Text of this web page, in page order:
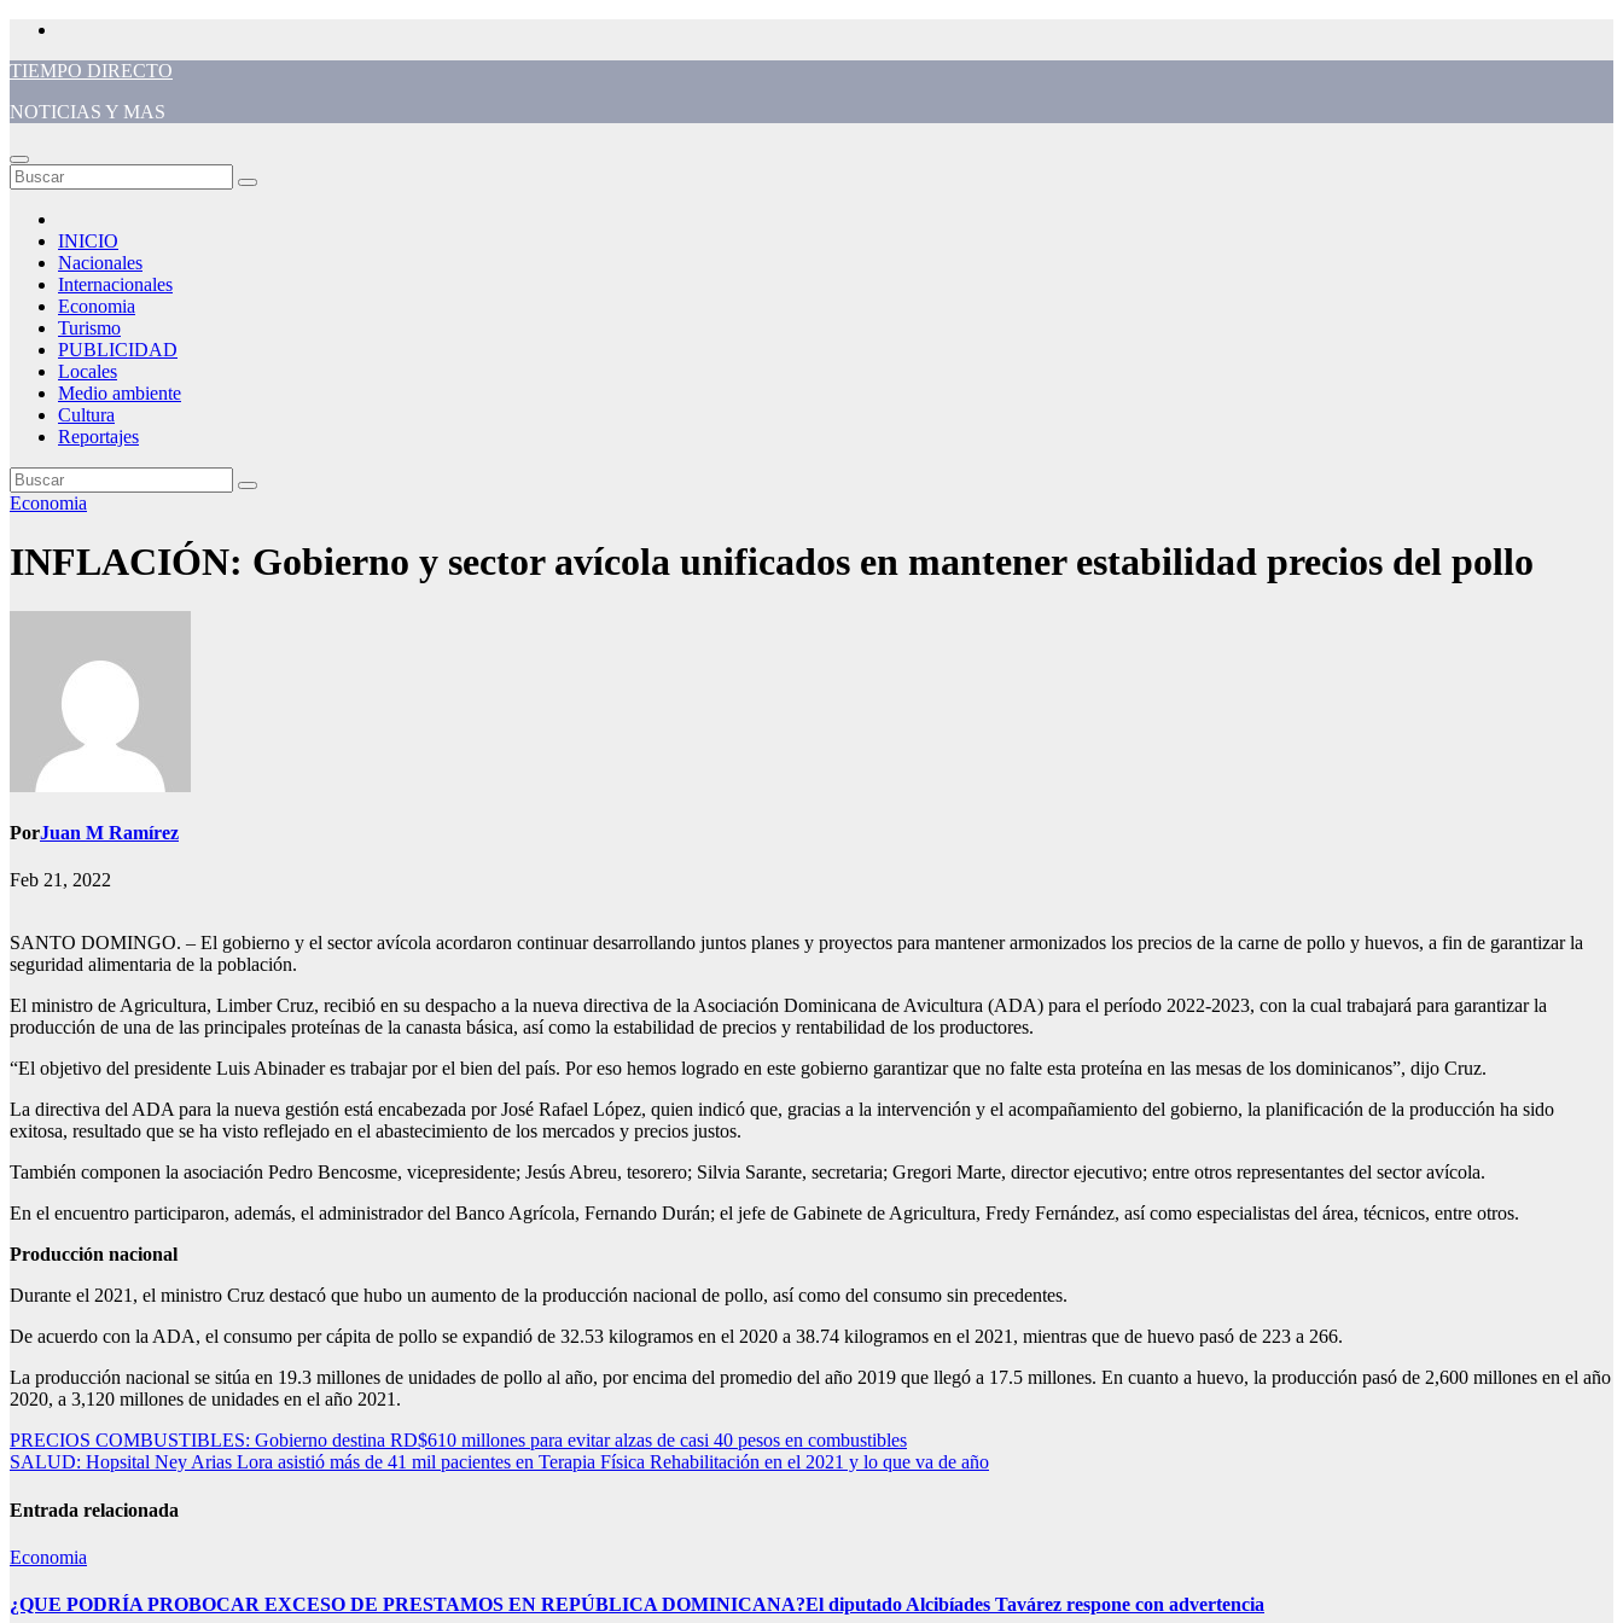
Saltar
contenido
TIEMPO DIRECTO
NOTICIAS Y MAS
INICIO
Nacionales
Internacionales
Economia
Turismo
PUBLICIDAD
Locales
Medio ambiente
Cultura
Reportajes
Economia
INFLACIÓN: Gobierno y sector avícola unificados en mantener estabilidad precios del pollo
PorJuan M Ramírez
Feb 21, 2022
SANTO DOMINGO. – El gobierno y el sector avícola acordaron continuar desarrollando juntos planes y proyectos para mantener armonizados los precios de la carne de pollo y huevos, a fin de garantizar la
seguridad alimentaria de la población.
El ministro de Agricultura, Limber Cruz, recibió en su despacho a la nueva directiva de la Asociación Dominicana de Avicultura (ADA) para el período 2022-2023, con la cual trabajará para garantizar la
producción de una de las principales proteínas de la canasta básica, así como la estabilidad de precios y rentabilidad de los productores.
“El objetivo del presidente Luis Abinader es trabajar por el bien del país. Por eso hemos logrado en este gobierno garantizar que no falte esta proteína en las mesas de los dominicanos”, dijo Cruz.
La directiva del ADA para la nueva gestión está encabezada por José Rafael López, quien indicó que, gracias a la intervención y el acompañamiento del gobierno, la planificación de la producción ha sido
exitosa, resultado que se ha visto reflejado en el abastecimiento de los mercados y precios justos.
También componen la asociación Pedro Bencosme, vicepresidente; Jesús Abreu, tesorero; Silvia Sarante, secretaria; Gregori Marte, director ejecutivo; entre otros representantes del sector avícola.
En el encuentro participaron, además, el administrador del Banco Agrícola, Fernando Durán; el jefe de Gabinete de Agricultura, Fredy Fernández, así como especialistas del área, técnicos, entre otros.
Producción nacional
Durante el 2021, el ministro Cruz destacó que hubo un aumento de la producción nacional de pollo, así como del consumo sin precedentes.
De acuerdo con la ADA, el consumo per cápita de pollo se expandió de 32.53 kilogramos en el 2020 a 38.74 kilogramos en el 2021, mientras que de huevo pasó de 223 a 266.
La producción nacional se sitúa en 19.3 millones de unidades de pollo al año, por encima del promedio del año 2019 que llegó a 17.5 millones. En cuanto a huevo, la producción pasó de 2,600 millones en el año
2020, a 3,120 millones de unidades en el año 2021.
Navegación
de
entradas
PRECIOS COMBUSTIBLES: Gobierno destina RD$610 millones para evitar alzas de casi 40 pesos en combustibles
SALUD: Hopsital Ney Arias Lora asistió más de 41 mil pacientes en Terapia Física Rehabilitación en el 2021 y lo que va de año
Entrada relacionada
Economia
¿QUE PODRÍA PROBOCAR EXCESO DE PRESTAMOS EN REPÚBLICA DOMINICANA?El diputado Alcibíades Tavárez respone con advertencia